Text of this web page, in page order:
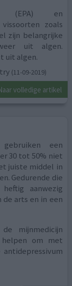
(EPA) en
zoals
zijn belangrijke
uit algen.
uit algen.
(11-09-2019)
volledige artikel
een
30 tot 50% niet
juiste middel in
Gedurende die
aanwezig
arts en in een
mijnmedicijn
om met